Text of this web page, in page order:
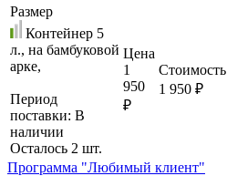
Размер
Контейнер 5
л., на бамбуковой
арке,
Период
поставки: В
наличии
Осталось 2 шт.
Цена
1
950
₽
Стоимость
1 950 ₽
Программа "Любимый клиент"